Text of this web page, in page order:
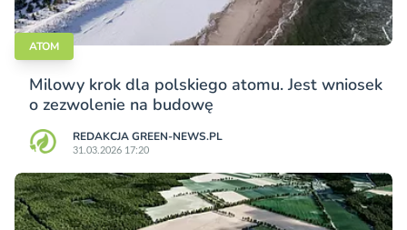
ATOM
Milowy krok dla polskiego atomu. Jest wniosek
o zezwolenie na budowę
REDAKCJA GREEN-NEWS.PL
31.03.2026 17:20